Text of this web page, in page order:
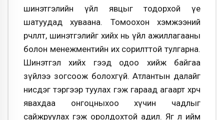
шинэтгэлийн үйл явцыг тодорхой үе
шатуудад хуваана. Томоохон хэмжээний
өөрчлөлт, шинэтгэлийг хийх нь үйл ажиллагааны
болон менежментийн их сорилттой тулгарна.
Шинэтгэл хийх гээд одоо хийж байгаа
зүйлээ зогсоож болохгүй. Атлантын далайг
нисдэг тэргээр туулах гэж гараад агаарт хөөрч
явахдаа онгоцныхоо хүчин чадлыг
сайжруулах гэж оролдохтой адил. Яг л ийм